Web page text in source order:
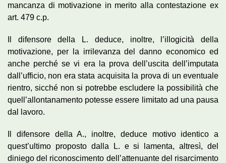
mancanza di motivazione in merito alla contestazione ex
art. 479 c.p.
Il difensore della L. deduce, inoltre, l’illogicità della
motivazione, per la irrilevanza del danno economico ed
anche perché se vi era la prova dell’uscita dell’imputata
dall’ufficio, non era stata acquisita la prova di un eventuale
rientro, sicché non si potrebbe escludere la possibilità che
quell’allontanamento potesse essere limitato ad una pausa
dal lavoro.
Il difensore della A., inoltre, deduce motivo identico a
quest’ultimo proposto dalla L. e si lamenta, altresì, del
diniego del riconoscimento dell’attenuante del risarcimento